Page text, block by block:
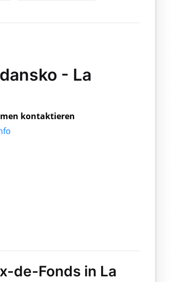
- La
kontaktieren
de-Fonds in La